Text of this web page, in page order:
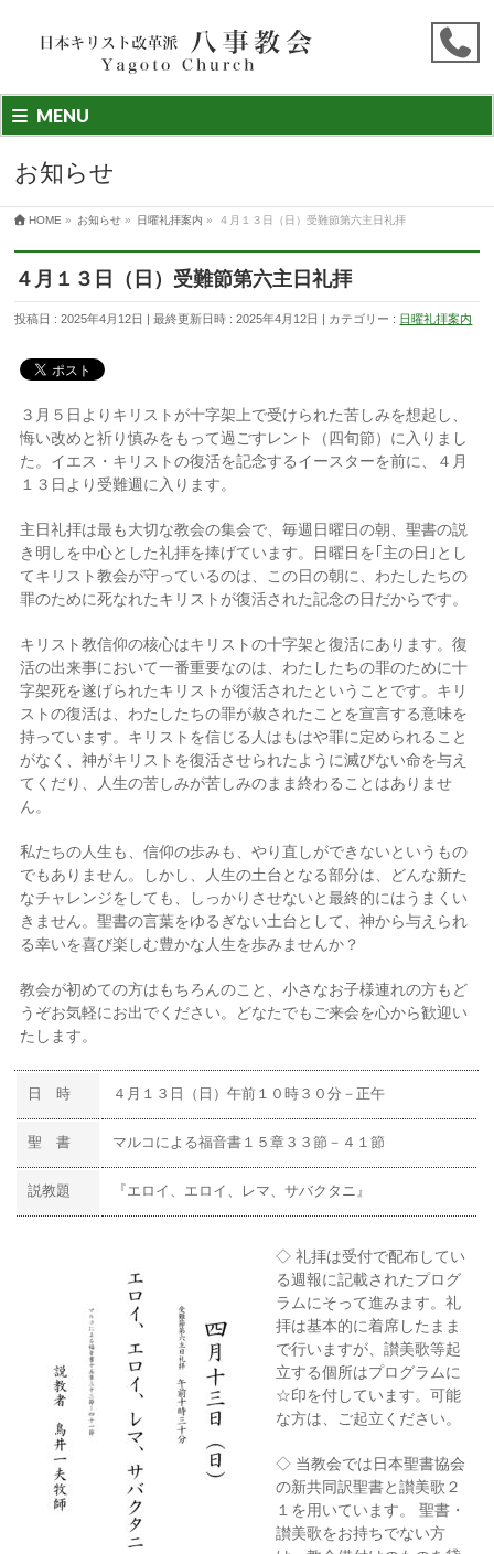
MENU
お知らせ
HOME » お知らせ » 日曜礼拝案内 » ４月１３日（日）受難節第六主日礼拝
４月１３日（日）受難節第六主日礼拝
投稿日 : 2025年4月12日 最終更新日時 : 2025年4月12日 カテゴリー : 日曜礼拝案内
３月５日よりキリストが十字架上で受けられた苦しみを想起し、
悔い改めと祈り慎みをもって過ごすレント（四旬節）に入りまし
た。イエス・キリストの復活を記念するイースターを前に、４月
１３日より受難週に入ります。
主日礼拝は最も大切な教会の集会で、毎週日曜日の朝、聖書の説
き明しを中心とした礼拝を捧げています。日曜日を｢主の日｣とし
てキリスト教会が守っているのは、この日の朝に、わたしたちの
罪のために死なれたキリストが復活された記念の日だからです。
キリスト教信仰の核心はキリストの十字架と復活にあります。復
活の出来事において一番重要なのは、わたしたちの罪のために十
字架死を遂げられたキリストが復活されたということです。キリ
ストの復活は、わたしたちの罪が赦されたことを宣言する意味を
持っています。キリストを信じる人はもはや罪に定められること
がなく、神がキリストを復活させられたように滅びない命を与え
てくだり、人生の苦しみが苦しみのまま終わることはありませ
ん。
私たちの人生も、信仰の歩みも、やり直しができないというもの
でもありません。しかし、人生の土台となる部分は、どんな新た
なチャレンジをしても、しっかりさせないと最終的にはうまくい
きません。聖書の言葉をゆるぎない土台として、神から与えられ
る幸いを喜び楽しむ豊かな人生を歩みませんか？
教会が初めての方はもちろんのこと、小さなお子様連れの方もど
うぞお気軽にお出でください。どなたでもご来会を心から歓迎い
たします。
日 時 ４月１３日（日）午前１０時３０分－正午
聖 書 マルコによる福音書１５章３３節－４１節
説教題 『エロイ、エロイ、レマ、サバクタニ』
◇ 礼拝は受付で配布してい
る週報に記載されたプログ
ラムにそって進みます。礼
拝は基本的に着席したまま
で行いますが、讃美歌等起
立する個所はプログラムに
☆印を付しています。可能
な方は、ご起立ください。
◇ 当教会では日本聖書協会
の新共同訳聖書と讃美歌２
１を用いています。 聖書・
讃美歌をお持ちでない方